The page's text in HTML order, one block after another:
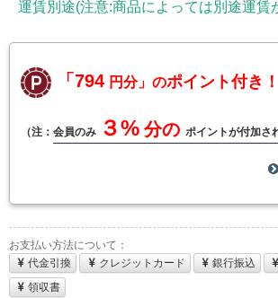
運賃別途(注意:商品によっては別途運賃
「794 円分」のポイント付き！
（注： 会員のみ ３% 分の ポイントが付加さ
お支払い方法について：
代金引換
クレジットカード 銀行振込
領収書